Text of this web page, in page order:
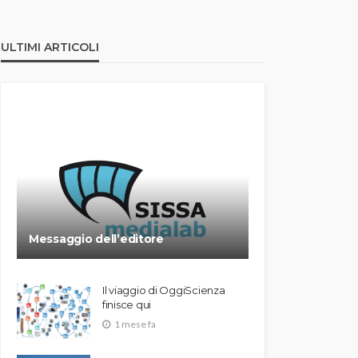
ULTIMI ARTICOLI
Messaggio dell’editore
Il viaggio di OggiScienza
finisce qui
1 mese fa